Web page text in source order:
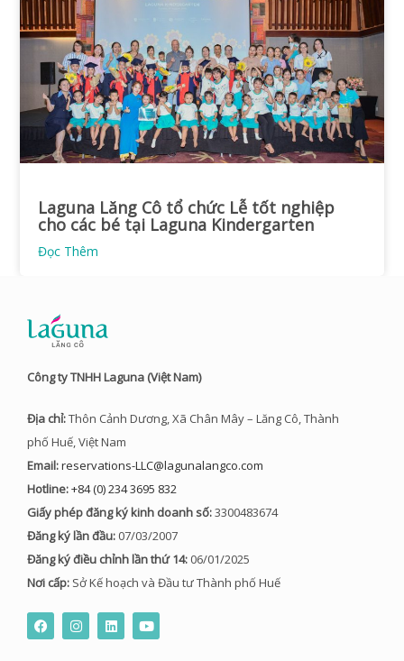
Laguna Lăng Cô tổ chức Lễ tốt nghiệp
cho các bé tại Laguna Kindergarten
Đọc Thêm
Công ty TNHH Laguna (Việt Nam)
Địa chỉ:Thôn Cảnh Dương, Xã Chân Mây – Lăng Cô, Thành
phố Huế, Việt Nam
Email:reservations-LLC@lagunalangco.com
Hotline:+84 (0) 234 3695 832
Giấy phép đăng ký kinh doanh số:3300483674
Đăng ký lần đầu: 07/03/2007
Đăng ký điều chỉnh lần thứ 14: 06/01/2025
Nơi cấp: Sở Kế hoạch và Đầu tư Thành phố Huế
F
a
c
I
n
s
L
i
n
Y
o
u